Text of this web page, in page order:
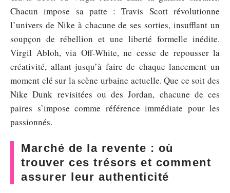
Chacun impose sa patte : Travis Scott révolutionne
l’univers de Nike à chacune de ses sorties, insufflant un
soupçon de rébellion et une liberté formelle inédite.
Virgil Abloh, via Off-White, ne cesse de repousser la
créativité, allant jusqu’à faire de chaque lancement un
moment clé sur la scène urbaine actuelle. Que ce soit des
Nike Dunk revisitées ou des Jordan, chacune de ces
paires s’impose comme référence immédiate pour les
passionnés.
Marché de la revente : où
trouver ces trésors et comment
assurer leur authenticité